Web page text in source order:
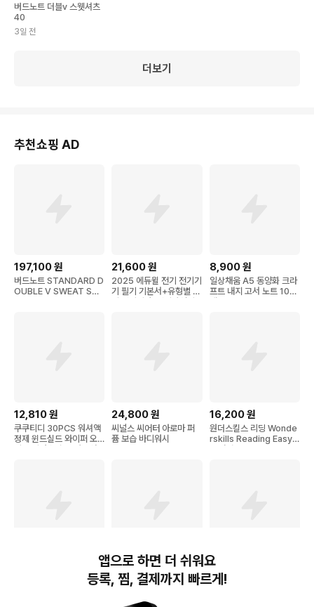
버드노트 더블v 스웻셔츠
40
3일 전
더보기
추천쇼핑 AD
197,100원
버드노트 STANDARD D
OUBLE V SWEAT SHI
21,600원
2025 에듀윌 전기 전기기
기 필기 기본서+유형별 N
8,900원
일상채움 A5 동양화 크라
프트 내지 고서 노트 100
12,810원
쿠쿠티디 30PCS 워셔액
정제 윈드실드 와이퍼 오
24,800원
씨널스 씨어터 아로마 퍼
퓸 보습 바디워시
16,200원
원더스킬스 리딩 Wonde
rskills Reading Easy 2
근영사 양장노트 A5 유선
방안. 색상랜덤 32절 bbr
6,750원
근영사 양장노트 A5 유선
방안. 색상랜덤 32절 bbr
15,100
엑씨 테일러 베이직 카드
수납 지갑 가죽 다이어리
앱으로 하면 더 쉬워요
등록, 찜, 결제까지 빠르게!